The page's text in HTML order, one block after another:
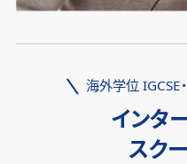
海外学位 IGCSE
インタ
スク